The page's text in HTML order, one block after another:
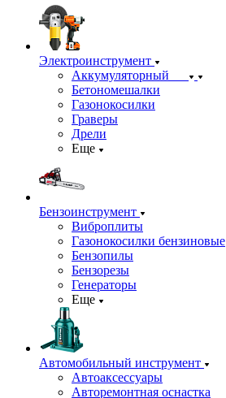
Электроинструмент
Аккумуляторный
Бетономешалки
Газонокосилки
Граверы
Дрели
Еще
Бензоинструмент
Виброплиты
Газонокосилки бензиновые
Бензопилы
Бензорезы
Генераторы
Еще
Автомобильный инструмент
Автоаксессуары
Авторемонтная оснастка